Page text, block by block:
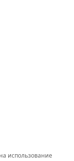
использование